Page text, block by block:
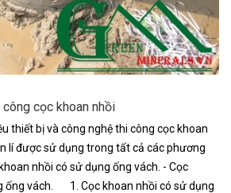
cọc khoan nhồi
thiết bị và công nghệ thi công cọc khoan
lí được sử dụng trong tất cả các phương
nhồi có sử dụng ống vách. - Cọc
ống vách. 1. Cọc khoan nhồi có sử dụng